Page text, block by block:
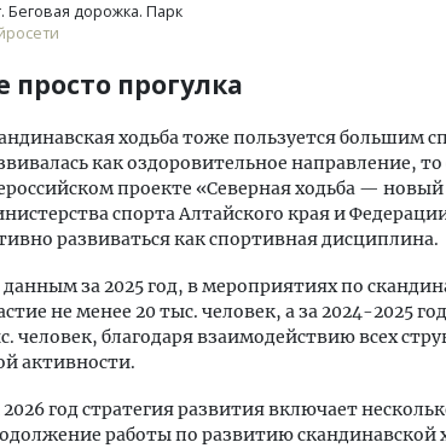
Беговая дорожка. Парк
просто прогулка
ходьба тоже пользуется большим
как оздоровительное направление, то
проекте «Северная ходьба —
спорта Алтайского края и
развиваться как спортивная дисциплина.
за 2025 год, в мероприятиях по
не менее 20 тыс. человек, а за 2024-2025
человек, благодаря взаимодействию всех
активности.
год стратегия развития включает
работы по развитию скандинавской